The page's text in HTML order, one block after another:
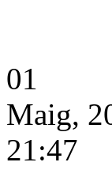
01
Maig,
21:47